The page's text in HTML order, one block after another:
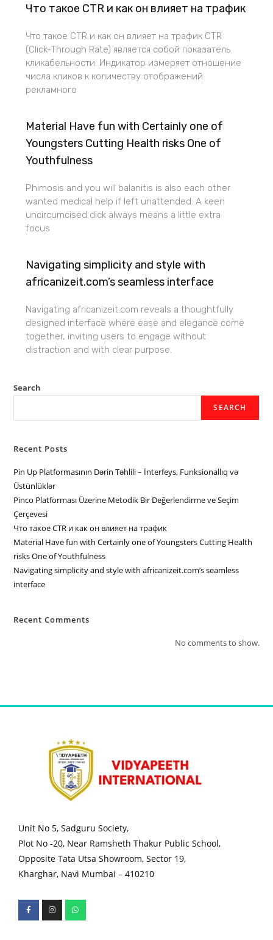
Что такое CTR и как он влияет на трафик
Что такое CTR и как он влияет на трафик CTR
(Click-Through Rate) является собой показатель
кликабельности. Индикатор измеряет отношение
числа кликов к количеству отображений
рекламного
Material Have fun with Certainly one of
Youngsters Cutting Health risks One of
Youthfulness
Phimosis and you will balanitis is also each other
wanted medical help if left unattended. A keen
uncircumcised dick always means a little extra
focus
Navigating simplicity and style with
africanizeit.com’s seamless interface
Navigating africanizeit.com reveals a thoughtfully
designed interface where ease and elegance come
together, inviting users to engage without
distraction and with clear purpose.
Search
SEARCH
Recent Posts
Pin Up Platformasının Dərin Təhlili – İnterfeys, Funksionallıq və
Üstünlüklər
Pinco Platforması Üzerine Metodik Bir Değerlendirme ve Seçim
Çerçevesi
Что такое CTR и как он влияет на трафик
Material Have fun with Certainly one of Youngsters Cutting Health
risks One of Youthfulness
Navigating simplicity and style with africanizeit.com’s seamless
interface
Recent Comments
No comments to show.
Unit No 5, Sadguru Society,
Plot No -20, Near Ramsheth Thakur Public School,
Opposite Tata Utsa Showroom, Sector 19,
Kharghar, Navi Mumbai – 410210